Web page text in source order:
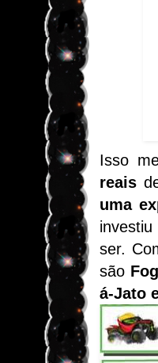
Isso
reais
uma
ser.
são
á-Jato